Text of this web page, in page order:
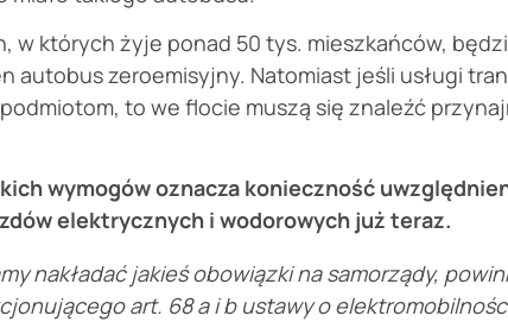
w których żyje ponad 50 tys. mieszkańców,
autobus zeroemisyjny. Natomiast jeśli usługi
to we flocie muszą się znaleźć
wymogów oznacza konieczność
elektrycznych i wodorowych już teraz.
nakładać jakieś obowiązki na samorządy,
art. 68 a i b ustawy o